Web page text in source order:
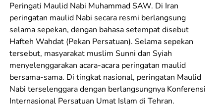
Peringati Maulid Nabi Muhammad SAW. Di Iran
peringatan maulid Nabi secara resmi berlangsung
selama sepekan, dengan bahasa setempat disebut
Hafteh Wahdat (Pekan Persatuan). Selama sepekan
tersebut, masyarakat muslim Sunni dan Syiah
menyelenggarakan acara-acara peringatan maulid
bersama-sama. Di tingkat nasional, peringatan Maulid
Nabi terselenggara dengan berlangsungnya Konferensi
Internasional Persatuan Umat Islam di Tehran.